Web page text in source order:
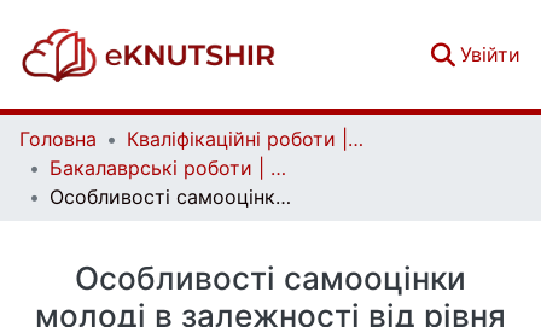
Увійти
Головна
Кваліфікаційні роботи | Qualifying works
Бакалаврські роботи | Bachelor theses
Особливості самооцінки молоді в залежності від рівня залученості до соціальних мереж
Особливості самооцінки
молоді в залежності від рівня